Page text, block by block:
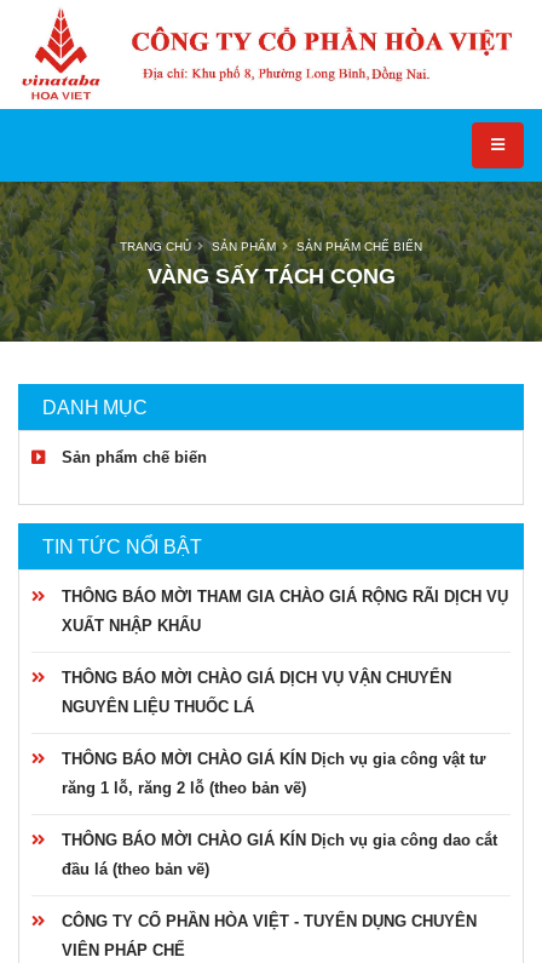
VÀNG SẤY TÁCH CỌNG
TRANG CHỦ SẢN PHẨM SẢN PHẨM CHẾ BIẾN
DANH MỤC
Sản phẩm chế biến
TIN TỨC NỔI BẬT
THÔNG BÁO MỜI THAM GIA CHÀO GIÁ RỘNG RÃI DỊCH VỤ
XUẤT NHẬP KHẨU
THÔNG BÁO MỜI CHÀO GIÁ DỊCH VỤ VẬN CHUYỂN
NGUYÊN LIỆU THUỐC LÁ
THÔNG BÁO MỜI CHÀO GIÁ KÍN Dịch vụ gia công vật tư
răng 1 lỗ, răng 2 lỗ (theo bản vẽ)
THÔNG BÁO MỜI CHÀO GIÁ KÍN Dịch vụ gia công dao cắt
đầu lá (theo bản vẽ)
CÔNG TY CỔ PHẦN HÒA VIỆT - TUYỂN DỤNG CHUYÊN
VIÊN PHÁP CHẾ